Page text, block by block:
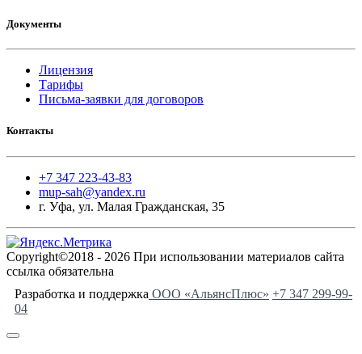
Документы
Лицензия
Тарифы
Письма-заявки для договоров
Контакты
+7 347 223-43-83
mup-sah@yandex.ru
г. Уфа, ул. Малая Гражданская, 35
Copyright©2018 - 2026 При использовании материалов сайта
ссылка обязательна
Разработка и поддержка ООО «АльянсПлюс» +7 347 299-99-
04